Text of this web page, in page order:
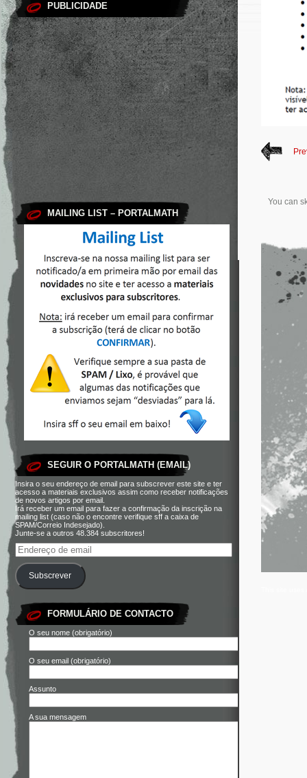
PUBLICIDADE
MAILING LIST – PORTALMATH
SEGUIR O PORTALMATH (EMAIL)
Insira o seu endereço de email para subscrever este site e ter
acesso a materiais exclusivos assim como receber notificações
de novos artigos por email.
Irá receber um email para fazer a confirmação da inscrição na
mailing list (caso não o encontre verifique sff a caixa de
SPAM/Correio Indesejado).
Junte-se a outros 48.384 subscritores!
Subscrever
FORMULÁRIO DE CONTACTO
O seu nome (obrigatório)
O seu email (obrigatório)
Assunto
A sua mensagem
You can